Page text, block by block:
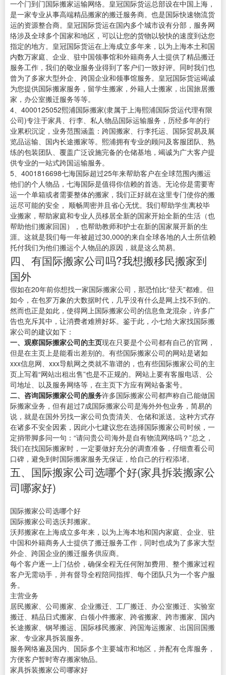
一个门到门国际搬家运输网络。皇冠国际货运总部设在中国上海，
是一家专业从事高端精品搬家的搬迁服务商。也是国际快速物流货
运的资源整合商。皇冠国际货运在国内多个城市设有分部，服务网
络涉及全球多个国家和地区，可以让您的货物以较快的速度到达您
指定的地方。皇冠国际货运在上海成立多年来，以为上海本土和国
内数万家庭、企业、驻中国领事馆和外籍商务人士提供了精品搬迁
服务工作，我们的敬业服务业得到了客户们一致好评。同时我们也
曾为了多家大型外企、跨国企业和领事馆服务。皇冠国际货运竭诚
为您提供国际搬家服务，留学生搬家，外籍人士搬家，出国旅居搬
家，办公室搬迁服务等等。
4、4000125052熙浦国际搬家(隶属于上海熙浦国际货运代理有限
公司)专注于家具、行李、私人物品国际运输服务，历经多年的行
业累积沉淀，业务范围涵盖：跨国搬家、行李托运、国际贸易及展
览品运输、国内长途搬家等。熙浦拥有专业的顾问及客服团队、熟
练的包装团队、覆盖广泛设施完备的仓储基地，竭诚为广大客户提
供专业的一站式跨国运输服务。
5、4001816698七海国际超过25年来帮助客户在全球范围内搬运
他们的个人物品，七海国际是值得你信赖的首选。无论你是需要寄
运一个单箱或者需要整体的搬家，我们正好就在这里专门使你的搬
运尽可能的安全， 顺畅周密并且省心无忧。我们帮助学生离校毕
业搬家，帮助家庭和专业人员移居全新的国家开始全新的生活（也
帮助他们搬家回国），也帮助教师和护士在新的国家展开新的生
涯。这就是我们每一年被超过30,000的来自全球各地的人士所信赖
托付我们为他们搬运个人物品的原因，就是这么简易。
四、有国际搬家公司吗?我想搬移民搬家到
国外
假如在20年前你想找一家国际搬家公司，那恐怕比“登天”都难。但
如今，在包罗万象的大数据时代，几乎没有什么是网上找不到的。
然而也正是如此，使得网上国际搬家公司的信息鱼龙混杂，许多广
告也充斥其中，让消费者难辨好坏。鉴于此，小七给大家找国际搬
家公司的建议如下：
一、观察国际搬家公司的主页现在只要是个公司都有自己的官网，
但是在主页上是能看出差别的。有些国际搬家公司的网站是诸如
xxx信息网、xxx导航网之类就不靠谱的，也有些国际搬家公司的主
页上写着“网站出租出售”也是不正规的。网站上要有客服电话、公
司地址、以及服务网络等，在主页下方应有网站备案号。
二、咨询国际搬家公司的服务许多国际搬家公司都声称自己能做国
际搬家业务，但有超过7成国际搬家公司是海外外包业务，简易的
说，就是在国外另找一家公司负责清关、仓储和派送。这种方式存
在诸多不安全因素，因此小七建议您在选择国际搬家公司时候，一
定捎带脚多问一句：“请问贵公司海外是自有物流网络吗？”总之，
我们在找国际搬家时，一定要做好充分的调查准备，仔细查看公司
口碑，避免到时国际搬家服务无保证，给自己的行程添堵。
五、国际搬家公司选哪个好(家具拆装搬家公
司哪家好)
国际搬家公司选哪个好
国际搬家公司选沃邦搬家。
沃邦搬家在上海成立多年来，以为上海本地和国内家庭、企业、驻
中国和外籍商务人士提供了搬迁服务工作，同时也成为了多家大型
外企、跨国企业的搬迁服务供应商。
每个客户逐一上门估价，确保全程无任何附加费用、整个搬家过程
客户无需动手，并有督导全程陪同指挥、每个团队只为一个客户服
务。
主营业务
居民搬家、公司搬家、企业搬迁、工厂搬迁、办公室搬迁、实验室
搬迁、精品日式搬家、白领小件搬家、跨省搬家、跨市搬家、国内
长途搬家、钢琴搬运、国际移民搬家、跨国海运搬家、出国回国搬
家、专业家具拆装服务。
服务网络遍及国内、国际多个主要城市和地区，并配有仓库服务，
方便客户暂时寄存搬家物品。
家具拆装搬家公司哪家好